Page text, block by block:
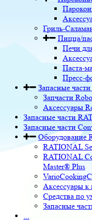
Гриль-
Пицца/
Печи
Паста-
Пресс-
Запасные
Запчасти
Аксессуары
Запасные части
Запасные части
Оборудование
RATIONAL
RATIONAL
Master® Plus
Аксессуары к
Средства по
Запасные
...